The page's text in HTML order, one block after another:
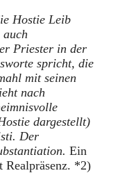
Hostie Leib
Priester in der
spricht, die
mit seinen
nach
dargestellt)
Der
Ein
Realpräsenz. *2)